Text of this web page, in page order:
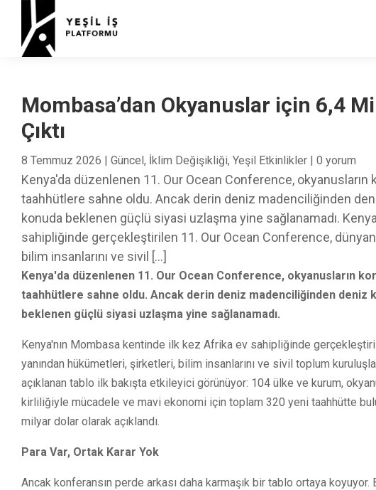
Mombasa’dan Okyanuslar için 6,4
Çıktı
8 Temmuz 2026 | Güncel, İklim Değişikliği, Yeşil Etkinlikler | 0 yorum
Kenya'da düzenlenen 11. Our Ocean Conference, okyanusların
taahhütlere sahne oldu. Ancak derin deniz madenciliğinden
konuda beklenen güçlü siyasi uzlaşma yine sağlanamadı.
sahipliğinde gerçekleştirilen 11. Our Ocean Conference,
bilim insanlarını ve sivil […]
Kenya'da düzenlenen 11. Our Ocean Conference, okyanusların
taahhütlere sahne oldu. Ancak derin deniz madenciliğinden deniz
beklenen güçlü siyasi uzlaşma yine sağlanamadı.
Kenya'nın Mombasa kentinde ilk kez Afrika ev sahipliğinde
yanından hükümetleri, şirketleri, bilim insanlarını ve sivil toplum
açıklanan tablo ilk bakışta etkileyici görünüyor: 104 ülke ve kurum,
kirliliğiyle mücadele ve mavi ekonomi için toplam 320 yeni taahhütte
milyar dolar olarak açıklandı.
Para Var, Ortak Karar Yok
Ancak konferansın perde arkası daha karmaşık bir tablo ortaya